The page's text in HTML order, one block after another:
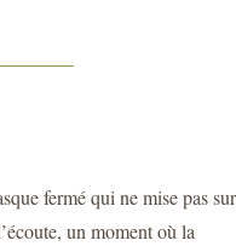
fermé qui ne mise pas sur
un moment où la